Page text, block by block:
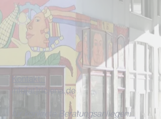
Kontakt:
info[at]rlcjena.de
für konkrete Beratungsanliegen: